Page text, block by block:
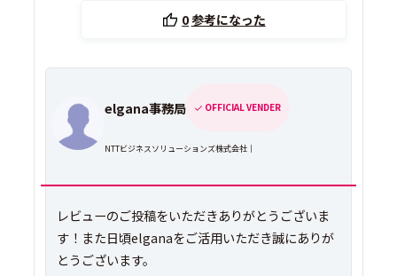
0参考になった
elgana事務局 OFFICIAL VENDER
NTTビジネスソリューションズ株式会社｜
レビューのご投稿をいただきありがとうございま
す！また日頃elganaをご活用いただき誠にありが
とうございます。